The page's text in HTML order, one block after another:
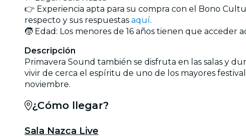
👉 Experiencia apta para su compra con el Bono
respecto y sus respuestas aquí.
🧒 Edad: Los menores de 16 años tienen que
Descripción
Primavera Sound también se disfruta en las salas y
vivir de cerca el espíritu de uno de los mayores
noviembre.
¿Cómo llegar?
Sala Nazca Live